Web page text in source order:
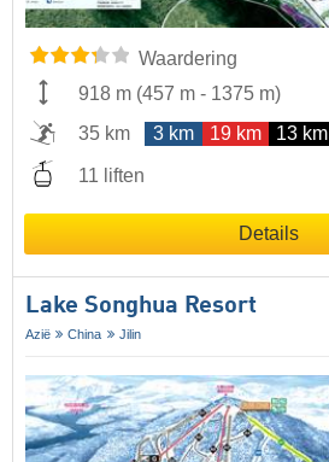
Waardering
918 m (457 m - 1375 m)
35 km
3 km 19 km 13 km
11 liften
Details
Lake Songhua Resort
Azië China Jilin